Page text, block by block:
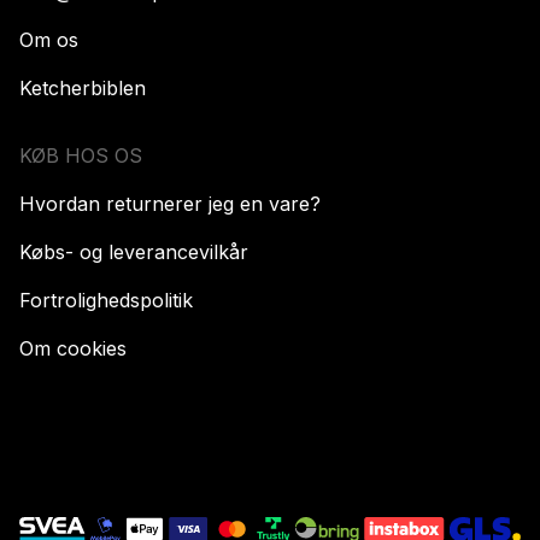
Om os
Ketcherbiblen
KØB HOS OS
Hvordan returnerer jeg en vare?
Købs- og leverancevilkår
Fortrolighedspolitik
Om cookies